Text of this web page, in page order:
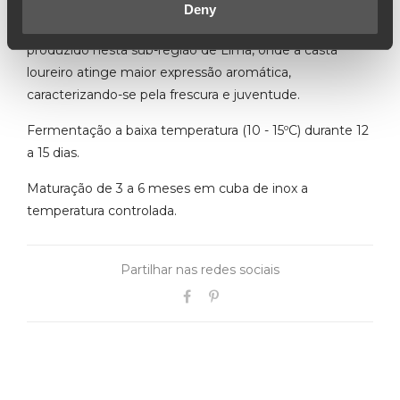
Deny
do cartório do convento de Refóios do Lima, que foi
produzido nesta sub-região de Lima, onde a casta
loureiro atinge maior expressão aromática,
caracterizando-se pela frescura e juventude.
Fermentação a baixa temperatura (10 - 15ºC) durante 12
a 15 dias.
Maturação de 3 a 6 meses em cuba de inox a
temperatura controlada.
Partilhar nas redes sociais